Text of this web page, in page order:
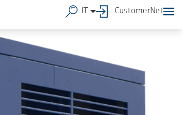
IT CustomerNet